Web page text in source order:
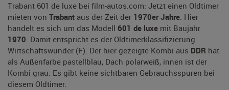
Trabant 601 de luxe bei film-autos.com: Jetzt einen Oldtimer
mieten von Trabant aus der Zeit der 1970er Jahre. Hier
handelt es sich um das Modell 601 de luxe mit Baujahr
1970. Damit entspricht es der Oldtimerklassifizierung
Wirtschaftswunder (F). Der hier gezeigte Kombi aus DDR hat
als Außenfarbe pastellblau, Dach polarweiß, innen ist der
Kombi grau. Es gibt keine sichtbaren Gebrauchsspuren bei
diesem Oldtimer.